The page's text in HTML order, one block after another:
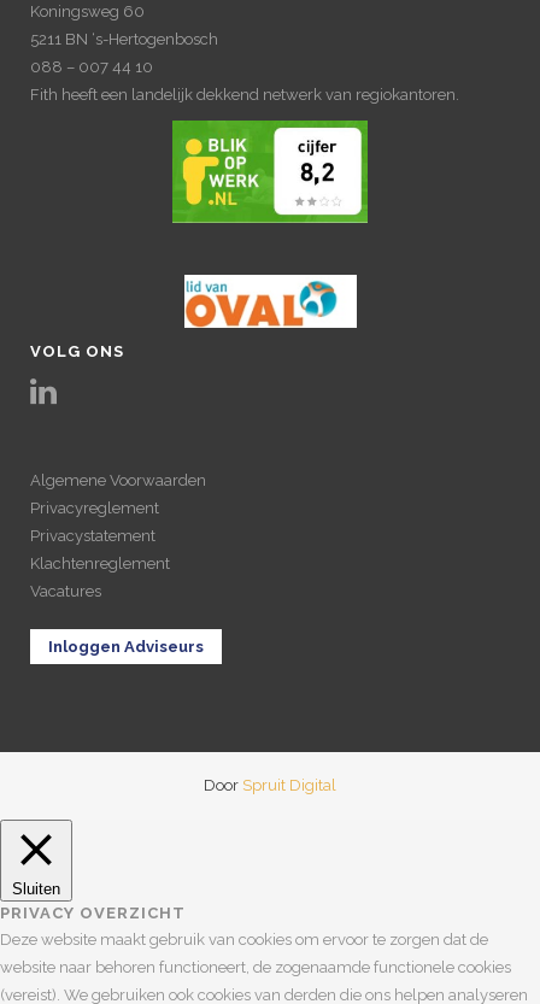
Koningsweg 60
5211 BN ‘s-Hertogenbosch
088 – 007 44 10
Fith heeft een landelijk dekkend netwerk van regiokantoren.
VOLG ONS
Algemene Voorwaarden
Privacyreglement
Privacystatement
Klachtenreglement
Vacatures
Inloggen Adviseurs
Door Spruit Digital
Sluiten
PRIVACY OVERZICHT
Deze website maakt gebruik van cookies om ervoor te zorgen dat de
website naar behoren functioneert, de zogenaamde functionele cookies
(vereist). We gebruiken ook cookies van derden die ons helpen analyseren